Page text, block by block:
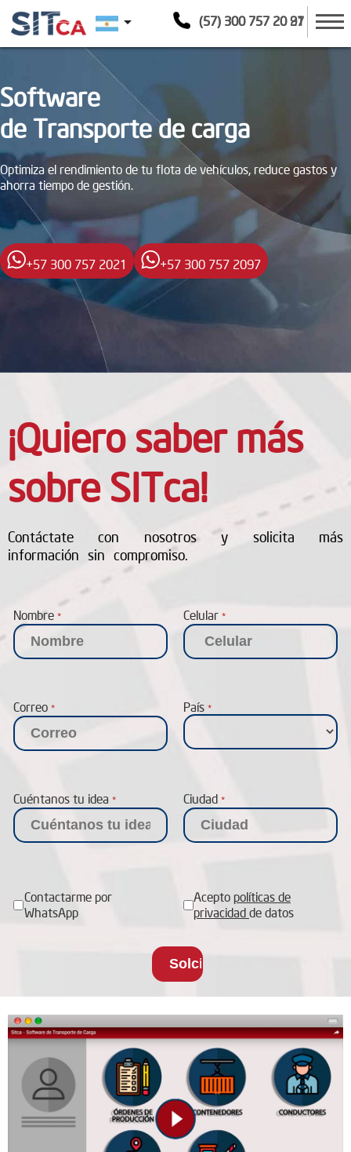
(57) 300 757 20 21
(57) 300 757 20 97
arrow_drop_down
Software
de Transporte de carga
Optimiza el rendimiento de tu flota de vehículos, reduce gastos y
ahorra tiempo de gestión.
+57 300 757 2021 +57 300 757 2097
¡Quiero saber más
sobre SITca!
Contáctate con nosotros y solicita más
información sin compromiso.
Nombre * Celular *
Correo * País *
Cuéntanos tu idea * Ciudad *
Contactarme por
WhatsApp
Acepto políticas de
privacidad de datos